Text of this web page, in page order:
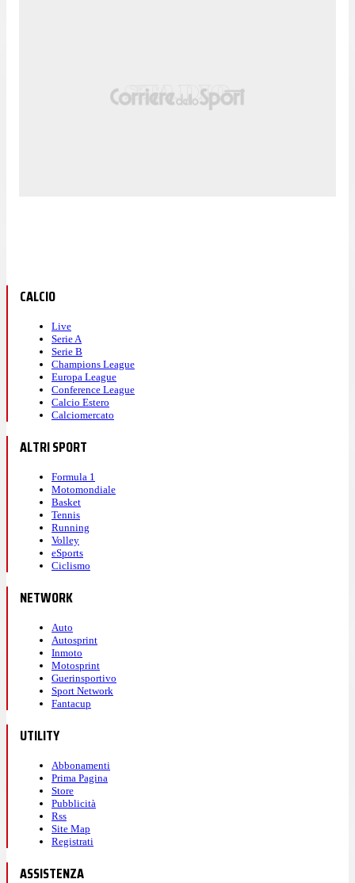
CALCIO
Live
Serie A
Serie B
Champions League
Europa League
Conference League
Calcio Estero
Calciomercato
ALTRI SPORT
Formula 1
Motomondiale
Basket
Tennis
Running
Volley
eSports
Ciclismo
NETWORK
Auto
Autosprint
Inmoto
Motosprint
Guerinsportivo
Sport Network
Fantacup
UTILITY
Abbonamenti
Prima Pagina
Store
Pubblicità
Rss
Site Map
Registrati
ASSISTENZA